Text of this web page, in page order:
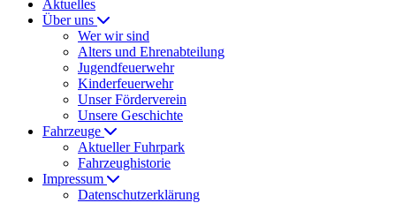
Aktuelles
Über uns
Wer wir sind
Alters und Ehrenabteilung
Jugendfeuerwehr
Kinderfeuerwehr
Unser Förderverein
Unsere Geschichte
Fahrzeuge
Aktueller Fuhrpark
Fahrzeughistorie
Impressum
Datenschutzerklärung